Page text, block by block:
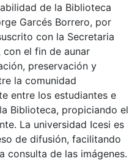
de la Biblioteca
Garcés Borrero, por
con la Secretaria
el fin de aunar
preservación y
la comunidad
entre los estudiantes e
Biblioteca, propiciando el
La universidad Icesi es
de difusión, facilitando
consulta de las imágenes.